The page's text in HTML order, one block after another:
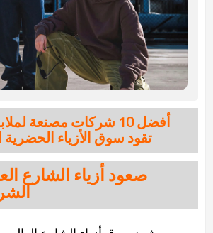
أفضل 10 شركات مصنعة
تقود سوق الأزياء الحضرية
صعود أزياء الشارع